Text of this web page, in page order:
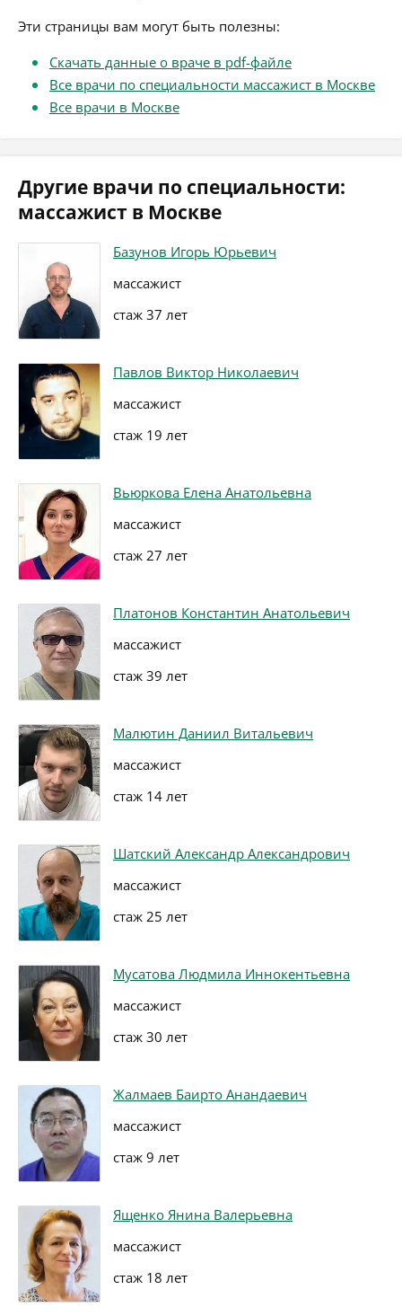
Эти страницы вам могут быть полезны:
Скачать данные о враче в pdf-файле
Все врачи по специальности массажист в Москве
Все врачи в Москве
Другие врачи по специальности:
массажист в Москве
Базунов Игорь Юрьевич
массажист
стаж 37 лет
Павлов Виктор Николаевич
массажист
стаж 19 лет
Вьюркова Елена Анатольевна
массажист
стаж 27 лет
Платонов Константин Анатольевич
массажист
стаж 39 лет
Малютин Даниил Витальевич
массажист
стаж 14 лет
Шатский Александр Александрович
массажист
стаж 25 лет
Мусатова Людмила Иннокентьевна
массажист
стаж 30 лет
Жалмаев Баирто Анандаевич
массажист
стаж 9 лет
Ященко Янина Валерьевна
массажист
стаж 18 лет